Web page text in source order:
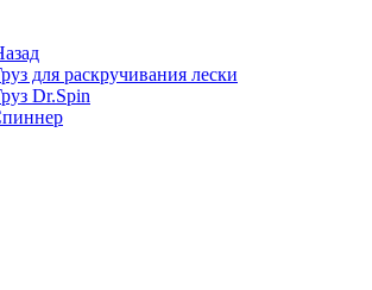
для раскручивания лески
Dr.Spin